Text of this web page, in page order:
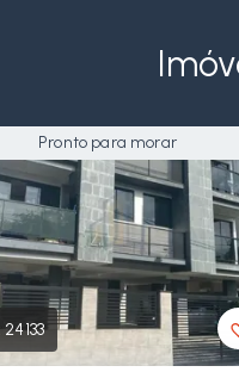
Pronto para morar
24133